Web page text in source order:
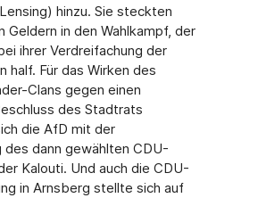
hinzu. Sie steckten
Geldern in den Wahlkampf, der
ihrer Verdreifachung der
half. Für das Wirken des
Clans gegen einen
des Stadtrats
die AfD mit der
dann gewählten CDU-
Kalouti. Und auch die CDU-
in Arnsberg stellte sich auf